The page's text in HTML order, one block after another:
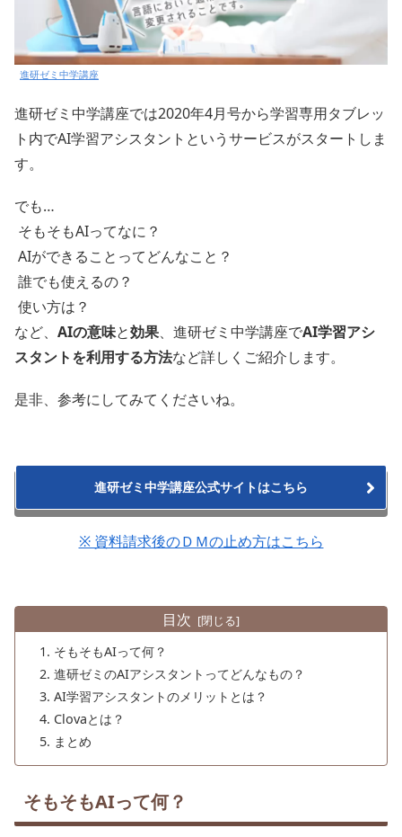
進研ゼミ中学講座
進研ゼミ中学講座では2020年4月号から学習専用タブレッ
ト内でAI学習アシスタントというサービスがスタートしま
す。
でも…
そもそもAIってなに？
AIができることってどんなこと？
誰でも使えるの？
使い方は？
など、 AIの意味と効果、進研ゼミ中学講座でAI学習アシ
スタントを利用する方法など詳しくご紹介します。
是非、参考にしてみてくださいね。
進研ゼミ中学講座公式サイトはこちら
※ 資料請求後のＤＭの止め方はこちら
目次
そもそもAIって何？
進研ゼミのAIアシスタントってどんなもの？
AI学習アシスタントのメリットとは？
Clovaとは？
まとめ
そもそもAIって何？